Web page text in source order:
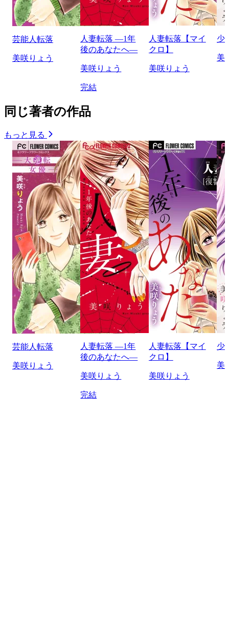
芸能人転落
美咲りょう
人妻転落 ―1年
後のあなたへ―
美咲りょう
完結
人妻転落【マイ
クロ】
美咲りょう
少
美
同じ著者の作品
もっと見る
芸能人転落
美咲りょう
人妻転落 ―1年
後のあなたへ―
美咲りょう
完結
人妻転落【マイ
クロ】
美咲りょう
少
美